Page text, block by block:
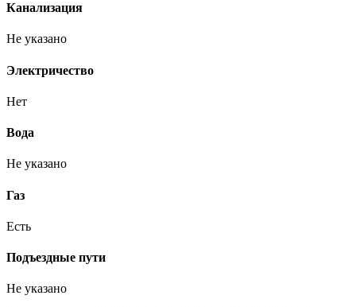
Канализация
Не указано
Электричество
Нет
Вода
Не указано
Газ
Есть
Подъездные пути
Не указано